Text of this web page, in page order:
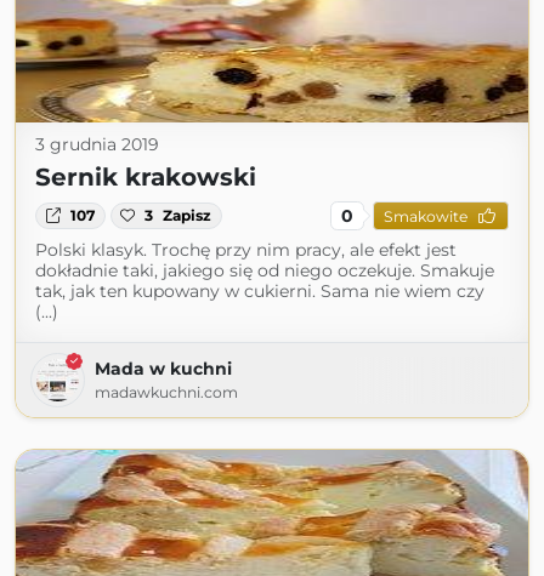
3 grudnia 2019
Sernik krakowski
107 3 Zapisz 0 Smakowite
Polski klasyk. Trochę przy nim pracy, ale efekt jest
dokładnie taki, jakiego się od niego oczekuje. Smakuje
tak, jak ten kupowany w cukierni. Sama nie wiem czy
(...)
Mada w kuchni
madawkuchni.com